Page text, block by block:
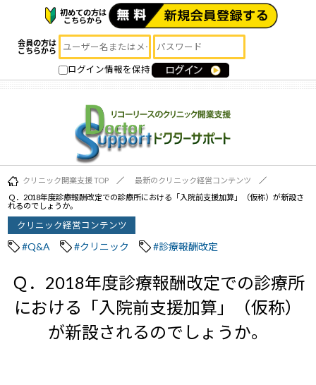
初めての方は
こちらから
会員の方は
こちらから
ログイン情報を保持
クリニック開業支援 TOP
最新のクリニック経営コンテンツ
Ｑ．2018年度診療報酬改定での診療所における「入院前支援加算」（仮称）が新設さ
れるのでしょうか。
クリニック経営コンテンツ
#Q&A #クリニック #診療報酬改定
Ｑ．2018年度診療報酬改定での診療所
における「入院前支援加算」（仮称）
が新設されるのでしょうか。